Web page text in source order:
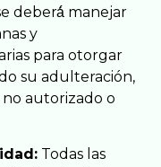
deberá́ manejar
y
para otorgar
su adulteración,
no autorizado o
Todas las